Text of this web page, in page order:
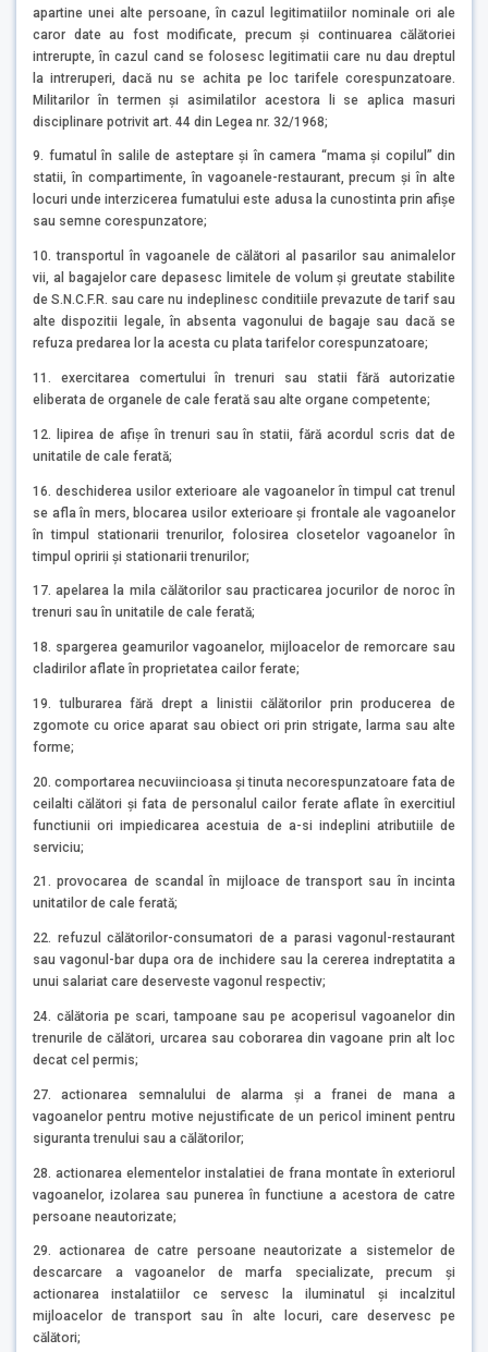
apartine unei alte persoane, în cazul legitimatiilor nominale ori ale
caror date au fost modificate, precum şi continuarea călătoriei
intrerupte, în cazul cand se folosesc legitimatii care nu dau dreptul
la intreruperi, dacă nu se achita pe loc tarifele corespunzatoare.
Militarilor în termen şi asimilatilor acestora li se aplica masuri
disciplinare potrivit art. 44 din Legea nr. 32/1968;
9. fumatul în salile de asteptare şi în camera “mama şi copilul” din
statii, în compartimente, în vagoanele-restaurant, precum şi în alte
locuri unde interzicerea fumatului este adusa la cunostinta prin afişe
sau semne corespunzatore;
10. transportul în vagoanele de călători al pasarilor sau animalelor
vii, al bagajelor care depasesc limitele de volum şi greutate stabilite
de S.N.C.F.R. sau care nu indeplinesc conditiile prevazute de tarif sau
alte dispozitii legale, în absenta vagonului de bagaje sau dacă se
refuza predarea lor la acesta cu plata tarifelor corespunzatoare;
11. exercitarea comertului în trenuri sau statii fără autorizatie
eliberata de organele de cale ferată sau alte organe competente;
12. lipirea de afişe în trenuri sau în statii, fără acordul scris dat de
unitatile de cale ferată;
16. deschiderea usilor exterioare ale vagoanelor în timpul cat trenul
se afla în mers, blocarea usilor exterioare şi frontale ale vagoanelor
în timpul stationarii trenurilor, folosirea closetelor vagoanelor în
timpul opririi şi stationarii trenurilor;
17. apelarea la mila călătorilor sau practicarea jocurilor de noroc în
trenuri sau în unitatile de cale ferată;
18. spargerea geamurilor vagoanelor, mijloacelor de remorcare sau
cladirilor aflate în proprietatea cailor ferate;
19. tulburarea fără drept a linistii călătorilor prin producerea de
zgomote cu orice aparat sau obiect ori prin strigate, larma sau alte
forme;
20. comportarea necuviincioasa şi tinuta necorespunzatoare fata de
ceilalti călători şi fata de personalul cailor ferate aflate în exercitiul
functiunii ori impiedicarea acestuia de a-si indeplini atributiile de
serviciu;
21. provocarea de scandal în mijloace de transport sau în incinta
unitatilor de cale ferată;
22. refuzul călătorilor-consumatori de a parasi vagonul-restaurant
sau vagonul-bar dupa ora de inchidere sau la cererea indreptatita a
unui salariat care deserveste vagonul respectiv;
24. călătoria pe scari, tampoane sau pe acoperisul vagoanelor din
trenurile de călători, urcarea sau coborarea din vagoane prin alt loc
decat cel permis;
27. actionarea semnalului de alarma şi a franei de mana a
vagoanelor pentru motive nejustificate de un pericol iminent pentru
siguranta trenului sau a călătorilor;
28. actionarea elementelor instalatiei de frana montate în exteriorul
vagoanelor, izolarea sau punerea în functiune a acestora de catre
persoane neautorizate;
29. actionarea de catre persoane neautorizate a sistemelor de
descarcare a vagoanelor de marfa specializate, precum şi
actionarea instalatiilor ce servesc la iluminatul şi incalzitul
mijloacelor de transport sau în alte locuri, care deservesc pe
călători;